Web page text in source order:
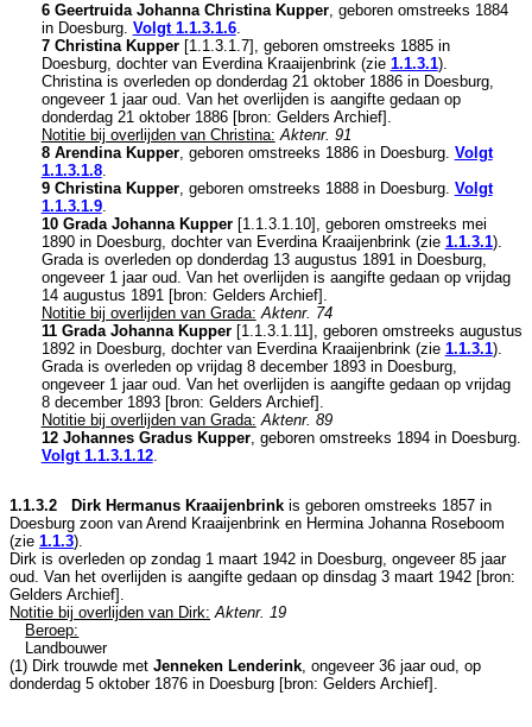
6 Geertruida Johanna Christina Kupper, geboren omstreeks 1884
in Doesburg. Volgt 1.1.3.1.6.
7 Christina Kupper[1.1.3.1.7], geboren omstreeks 1885 in
Doesburg, dochter van Everdina Kraaijenbrink (zie 1.1.3.1).
Christina is overleden op donderdag 21 oktober 1886 in Doesburg,
ongeveer 1 jaar oud. Van het overlijden is aangifte gedaan op
donderdag 21 oktober 1886 [bron: Gelders Archief].
Notitie bij overlijden van Christina: Aktenr. 91
8 Arendina Kupper, geboren omstreeks 1886 in Doesburg. Volgt
1.1.3.1.8.
9 Christina Kupper, geboren omstreeks 1888 in Doesburg. Volgt
1.1.3.1.9.
10 Grada Johanna Kupper[1.1.3.1.10], geboren omstreeks mei
1890 in Doesburg, dochter van Everdina Kraaijenbrink (zie 1.1.3.1).
Grada is overleden op donderdag 13 augustus 1891 in Doesburg,
ongeveer 1 jaar oud. Van het overlijden is aangifte gedaan op vrijdag
14 augustus 1891 [bron: Gelders Archief].
Notitie bij overlijden van Grada: Aktenr. 74
11 Grada Johanna Kupper[1.1.3.1.11], geboren omstreeks augustus
1892 in Doesburg, dochter van Everdina Kraaijenbrink (zie 1.1.3.1).
Grada is overleden op vrijdag 8 december 1893 in Doesburg,
ongeveer 1 jaar oud. Van het overlijden is aangifte gedaan op vrijdag
8 december 1893 [bron: Gelders Archief].
Notitie bij overlijden van Grada: Aktenr. 89
12 Johannes Gradus Kupper, geboren omstreeks 1894 in Doesburg.
Volgt 1.1.3.1.12.
1.1.3.2 Dirk Hermanus Kraaijenbrink is geboren omstreeks 1857 in
Doesburg zoon van Arend Kraaijenbrink en Hermina Johanna Roseboom
(zie 1.1.3).
Dirk is overleden op zondag 1 maart 1942 in Doesburg, ongeveer 85 jaar
oud. Van het overlijden is aangifte gedaan op dinsdag 3 maart 1942 [bron:
Gelders Archief].
Notitie bij overlijden van Dirk: Aktenr. 19
Beroep:
Landbouwer
(1) Dirk trouwde met Jenneken Lenderink, ongeveer 36 jaar oud, op
donderdag 5 oktober 1876 in Doesburg [bron: Gelders Archief].